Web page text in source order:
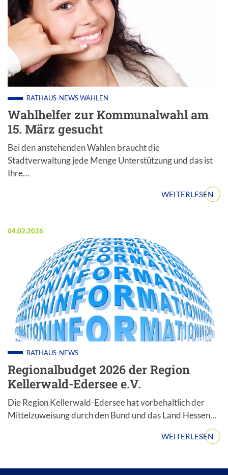
Wahlhelfer zur Kommunalwahl am
15. März gesucht
RATHAUS-NEWSWAHLEN
Bei den anstehenden Wahlen braucht die
Stadtverwaltung jede Menge Unterstützung und das ist
Ihre…
WEITERLESEN
Veröffentlicht am:
04.02.2026
Regionalbudget 2026 der Region
Kellerwald-Edersee e.V.
RATHAUS-NEWS
Die Region Kellerwald-Edersee hat vorbehaltlich der
Mittelzuweisung durch den Bund und das Land Hessen…
WEITERLESEN